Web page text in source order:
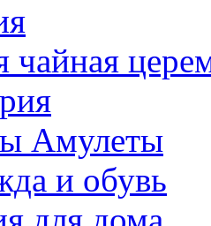
чайная
Амулеты
и обувь